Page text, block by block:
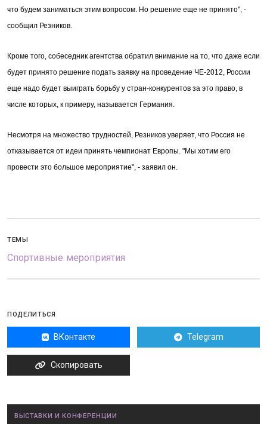
что будем заниматься этим вопросом. Но решение еще не принято", -
сообщил Резников.
Кроме того, собеседник агентства обратил внимание на то, что даже если
будет принято решение подать заявку на проведение ЧЕ-2012, России
еще надо будет выиграть борьбу у стран-конкурентов за это право, в
числе которых, к примеру, называется Германия.
Несмотря на множество трудностей, Резников уверяет, что Россия не
отказывается от идеи принять чемпионат Европы. "Мы хотим его
провести это большое мероприятие", - заявил он.
ТЕМЫ
Спортивные мероприятия
ПОДЕЛИТЬСЯ
ВКонтакте Telegram
Скопировать
ВЫСТАВКИ И КОНФЕРЕНЦИИ